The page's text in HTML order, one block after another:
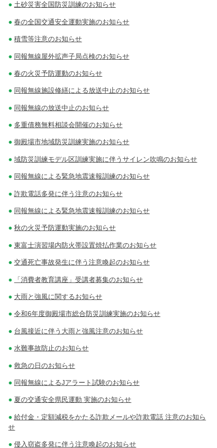
土砂災害全国防災訓練のお知らせ
春の全国交通安全運動実施のお知らせ
積雪等注意のお知らせ
同報無線屋外拡声子局点検のお知らせ
春の火災予防運動のお知らせ
同報無線施設修繕による放送中止のお知らせ
同報無線の放送中止のお知らせ
多重債務無料相談会開催のお知らせ
御殿場市地域防災訓練実施のお知らせ
域防災訓練モデル区訓練実施に伴うサイレン吹鳴のお知らせ
同報無線による緊急地震速報訓練のお知らせ
詐欺電話多発に伴う注意のお知らせ
同報無線による緊急地震速報訓練のお知らせ
秋の火災予防運動実施のお知らせ
東富士演習場内防火帯設置焼払作業のお知らせ
交通死亡事故発生に伴う注意喚起のお知らせ
「消費者教育講座」受講者募集のお知らせ
大雨と強風に関するお知らせ
令和6年度御殿場市総合防災訓練実施のお知らせ
台風接近に伴う大雨と強風注意のお知らせ
水難事故防止のお知らせ
救急の日のお知らせ
同報無線によるJアラート試験のお知らせ
夏の交通安全県民運動 実施のお知らせ
給付金・定額減税をかたる詐欺メールや詐欺電話 注意のお知ら
せ
侵入窃盗多発に伴う注意喚起のお知らせ